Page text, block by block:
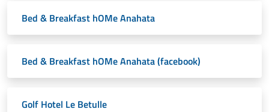
Bed & Breakfast hOMe Anahata
Bed & Breakfast hOMe Anahata (facebook)
Golf Hotel Le Betulle